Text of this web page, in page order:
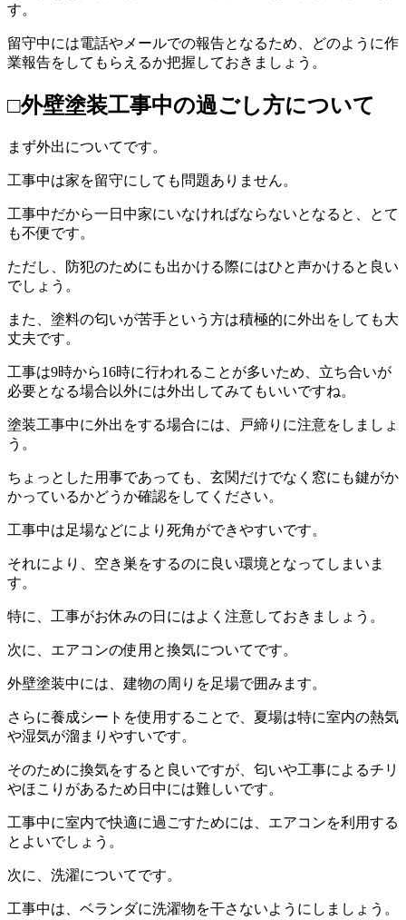
す。
留守中には電話やメールでの報告となるため、どのように作
業報告をしてもらえるか把握しておきましょう。
□外壁塗装工事中の過ごし方について
まず外出についてです。
工事中は家を留守にしても問題ありません。
工事中だから一日中家にいなければならないとなると、とて
も不便です。
ただし、防犯のためにも出かける際にはひと声かけると良い
でしょう。
また、塗料の匂いが苦手という方は積極的に外出をしても大
丈夫です。
工事は9時から16時に行われることが多いため、立ち合いが
必要となる場合以外には外出してみてもいいですね。
塗装工事中に外出をする場合には、戸締りに注意をしましょ
う。
ちょっとした用事であっても、玄関だけでなく窓にも鍵がか
かっているかどうか確認をしてください。
工事中は足場などにより死角ができやすいです。
それにより、空き巣をするのに良い環境となってしまいま
す。
特に、工事がお休みの日にはよく注意しておきましょう。
次に、エアコンの使用と換気についてです。
外壁塗装中には、建物の周りを足場で囲みます。
さらに養成シートを使用することで、夏場は特に室内の熱気
や湿気が溜まりやすいです。
そのために換気をすると良いですが、匂いや工事によるチリ
やほこりがあるため日中には難しいです。
工事中に室内で快適に過ごすためには、エアコンを利用する
とよいでしょう。
次に、洗濯についてです。
工事中は、ベランダに洗濯物を干さないようにしましょう。